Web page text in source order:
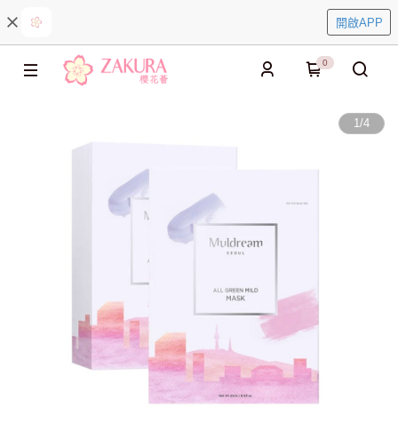
開啟APP
0
1/4